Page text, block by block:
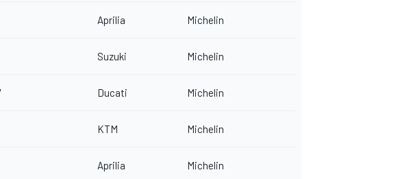
Aprilia Michelin
Suzuki Michelin
Ducati Michelin
KTM Michelin
Aprilia Michelin